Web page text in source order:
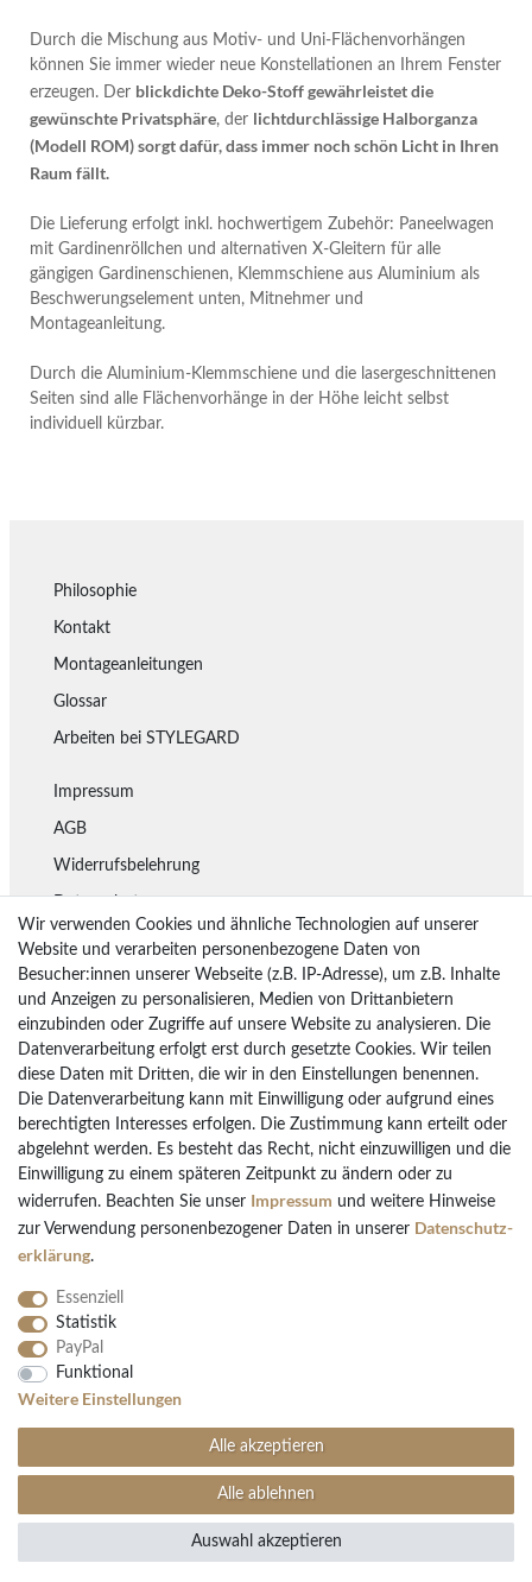
Durch die Mischung aus Motiv- und Uni-Flächenvorhängen
können Sie immer wieder neue Konstellationen an Ihrem Fenster
erzeugen. Der blickdichte Deko-Stoff gewährleistet die
gewünschte Privatsphäre, der lichtdurchlässige Halborganza
(Modell ROM) sorgt dafür, dass immer noch schön Licht in Ihren
Raum fällt.
Die Lieferung erfolgt inkl. hochwertigem Zubehör: Paneelwagen
mit Gardinenröllchen und alternativen X-Gleitern für alle
gängigen Gardinenschienen, Klemmschiene aus Aluminium als
Beschwerungselement unten, Mitnehmer und
Montageanleitung.
Durch die Aluminium-Klemmschiene und die lasergeschnittenen
Seiten sind alle Flächenvorhänge in der Höhe leicht selbst
individuell kürzbar.
Philosophie
Kontakt
Montageanleitungen
Glossar
Arbeiten bei STYLEGARD
Impressum
AGB
Widerrufsbelehrung
Datenschutz
Lieferung
Rückgaberecht
Vertrag widerrufen
Bezahlarten
PayPal
Vorkasse Überweisung
Kreditkarten
Kauf auf Rechnung
Folgen Sie uns
Wir verwenden Cookies und ähnliche Technologien auf unserer
Website und verarbeiten personenbezogene Daten von
Besucher:innen unserer Webseite (z.B. IP-Adresse), um z.B. Inhalte
und Anzeigen zu personalisieren, Medien von Drittanbietern
einzubinden oder Zugriffe auf unsere Website zu analysieren. Die
Datenverarbeitung erfolgt erst durch gesetzte Cookies. Wir teilen
diese Daten mit Dritten, die wir in den Einstellungen benennen.
Die Datenverarbeitung kann mit Einwilligung oder aufgrund eines
berechtigten Interesses erfolgen. Die Zustimmung kann erteilt oder
abgelehnt werden. Es besteht das Recht, nicht einzuwilligen und die
Einwilligung zu einem späteren Zeitpunkt zu ändern oder zu
widerrufen. Beachten Sie unser Impressum und weitere Hinweise
zur Verwendung personenbezogener Daten in unserer Daten­schutz­
erklärung.
Essenziell
Statistik
PayPal
Funktional
Weitere Einstellungen
Alle akzeptieren
Alle ablehnen
Auswahl akzeptieren